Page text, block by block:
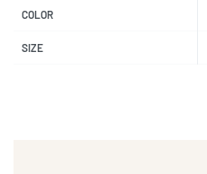
COLOR
SIZE